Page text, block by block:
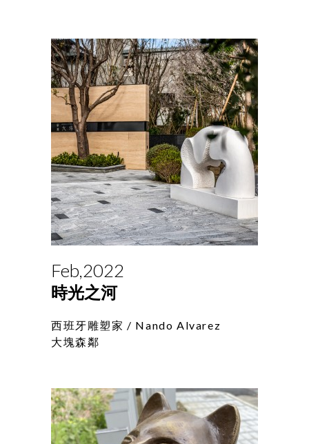
Feb,2022
時光之河
西班牙雕塑家 / Nando Alvarez
大塊森鄰